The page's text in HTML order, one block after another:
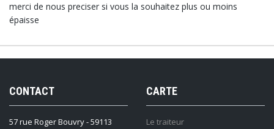
merci de nous preciser si vous la souhaitez plus ou moins
épaisse
CONTACT
57 rue Roger Bouvry - 59113
CARTE
Le traiteur